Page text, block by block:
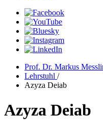
Prof. Dr. Markus
Lehrstuhl /
Azyza Deiab
Azyza Deiab